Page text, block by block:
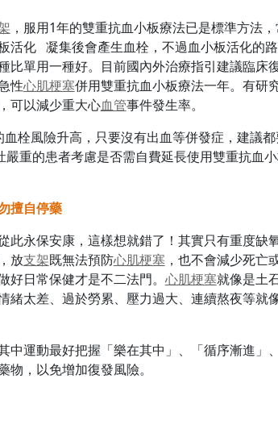
，服用1年的雙重抗血小板療法已是標準方法
活化 凝集後會產生血栓，不過血小板活化的
比單用一種好。目前國內外治療指引建議臨床
性心肌梗塞併用雙重抗血小板療法一年。有研
可以減少重大心血管事件發生率。
栓風險升高，只要沒有出血等併發症，建議
重的患者考慮是否需自費延長使用雙重抗血
擅自停藥
此永保安康，這樣想就錯了！其實只有重度缺
放支架既無法預防心肌梗塞 ，也不會減少死亡
好日常保健才是不二法門。 心肌梗塞就像是土
太差、過於勞累、壓力過大、連續熬夜等就
運動最好把握「樂在其中」、「循序漸進」
，以免增加復發風險。